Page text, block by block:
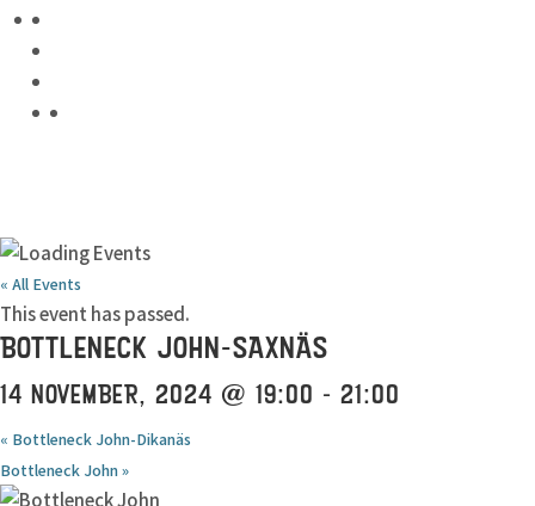
« All Events
This event has passed.
BOTTLENECK JOHN-SAXNÄS
14 NOVEMBER, 2024 @ 19:00 - 21:00
« Bottleneck John-Dikanäs
Bottleneck John»